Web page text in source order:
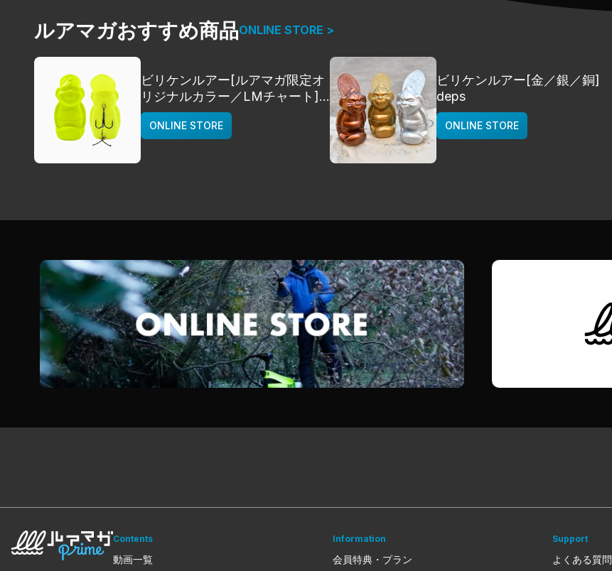
ルアマガおすすめ商品ONLINE STORE >
ビリケンルアー[ルアマガ限定オ
リジナルカラー／LMチャート]
deps
ONLINE STORE
ビリケンルアー[金／銀／銅]
deps
ONLINE STORE
Contents
動画一覧
Information
会員特典・プラン
Support
よくある質問